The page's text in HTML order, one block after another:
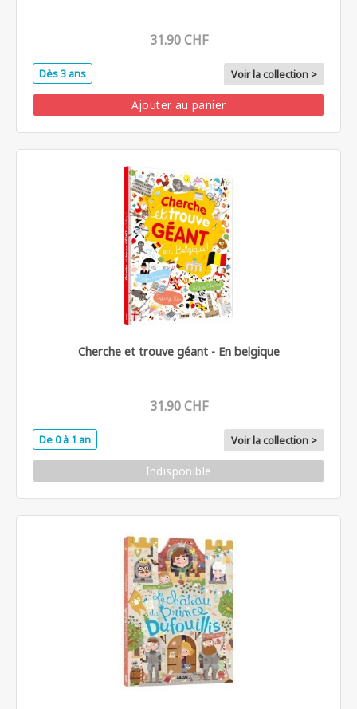
31.90 CHF
Dès 3 ans Voir la collection >
Ajouter au panier
Cherche et trouve géant - En belgique
31.90 CHF
De 0 à 1 an Voir la collection >
Indisponible